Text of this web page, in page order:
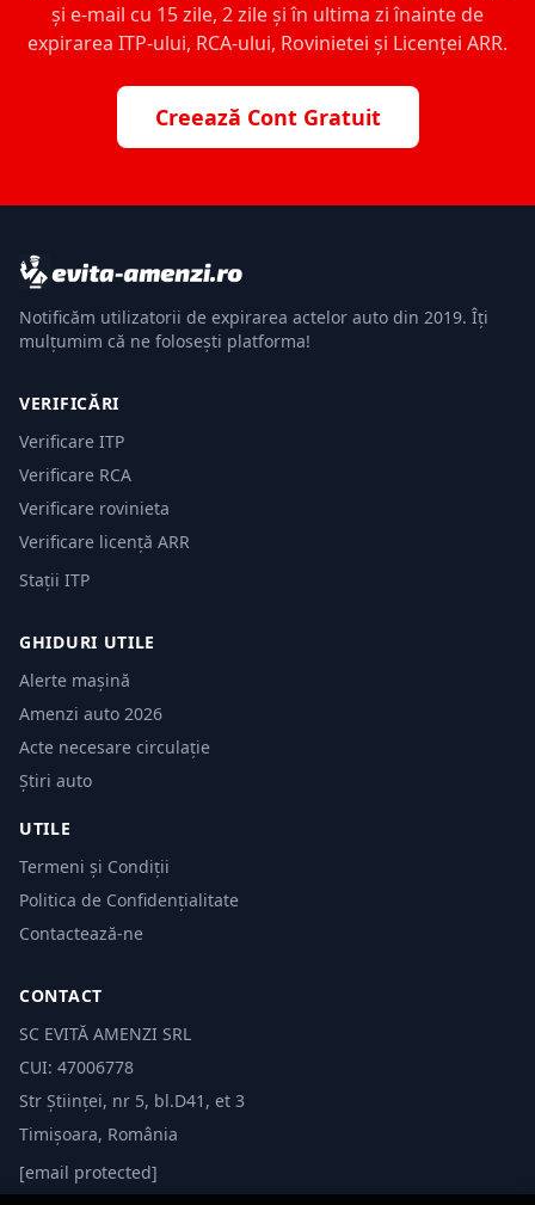
și e-mail cu 15 zile, 2 zile și în ultima zi înainte de
expirarea ITP-ului, RCA-ului, Rovinietei și Licenței ARR.
Creează Cont Gratuit
Notificăm utilizatorii de expirarea actelor auto din 2019. Îți
mulțumim că ne folosești platforma!
VERIFICĂRI
Verificare ITP
Verificare RCA
Verificare rovinieta
Verificare licență ARR
Stații ITP
GHIDURI UTILE
Alerte mașină
Amenzi auto 2026
Acte necesare circulație
Știri auto
UTILE
Termeni și Condiții
Politica de Confidențialitate
Contactează-ne
CONTACT
SC EVITĂ AMENZI SRL
CUI: 47006778
Str Științei, nr 5, bl.D41, et 3
Timișoara, România
[email protected]